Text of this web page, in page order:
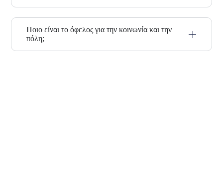
Ποιο είναι το όφελος για την κοινωνία και την
πόλη;